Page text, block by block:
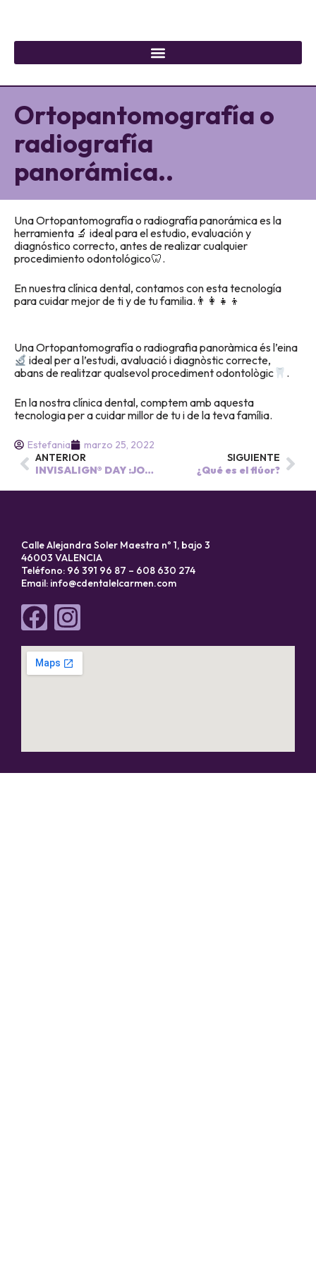
Ortopantomografía o
radiografía
panorámica..
Una Ortopantomografía o radiografía panorámica es la
herramienta 🔬 ideal para el estudio, evaluación y
diagnóstico correcto, antes de realizar cualquier
procedimiento odontológico🦷.
En nuestra clínica dental, contamos con esta tecnología
para cuidar mejor de ti y de tu familia.👨‍👩‍👧‍👦
Una Ortopantomografía o radiografia panoràmica és l’eina
ideal per a l’estudi, avaluació i diagnòstic correcte,
abans de realitzar qualsevol procediment odontològic
.
En la nostra clínica dental, comptem amb aquesta
tecnologia per a cuidar millor de tu i de la teva família.
Estefania
marzo 25, 2022
ANTERIOR
INVISALIGN® DAY :JORNADA DE PUERTAS ABIERTAS 😁
SIGUIENTE
¿Qué es el flúor?
Calle Alejandra Soler Maestra nº 1, bajo 3
46003 VALENCIA
Teléfono: 96 391 96 87 – 608 630 274
Email: info@cdentalelcarmen.com